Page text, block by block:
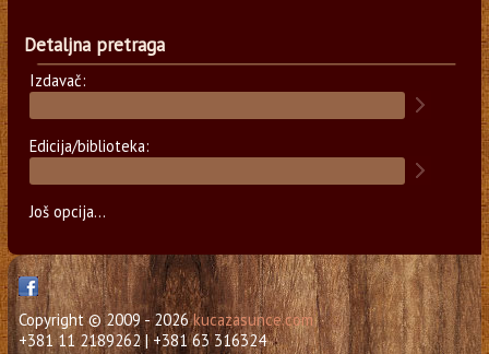
Detaljna pretraga
Izdavač:
Edicija/biblioteka:
Još opcija...
Copyright © 2009 - 2026kucazasunce.com
+381 11 2189262 | +381 63 316324